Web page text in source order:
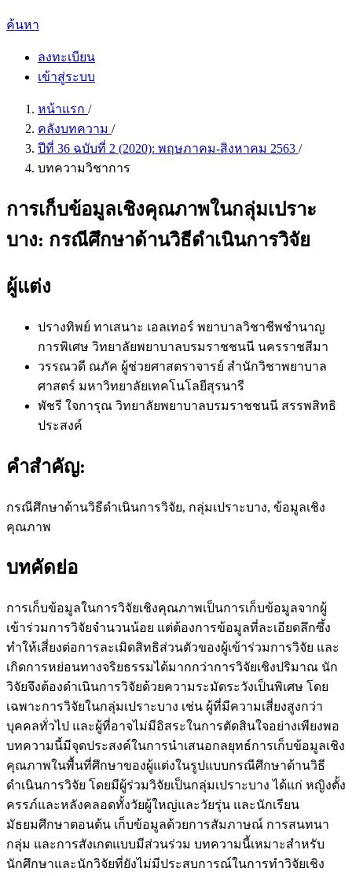
ค้นหา
ลงทะเบียน
เข้าสู่ระบบ
หน้าแรก /
คลังบทความ /
ปีที่ 36 ฉบับที่ 2 (2020): พฤษภาคม-สิงหาคม 2563 /
บทความวิชาการ
การเก็บข้อมูลเชิงคุณภาพในกลุ่มเปราะ
บาง: กรณีศึกษาด้านวิธีดำเนินการวิจัย
ผู้แต่ง
ปรางทิพย์ ทาเสนาะ เอลเทอร์ พยาบาลวิชาชีพชำนาญ
การพิเศษ วิทยาลัยพยาบาลบรมราชชนนี นครราชสีมา
วรรณวดี ณภัค ผู้ช่วยศาสตราจารย์ สำนักวิชาพยาบาล
ศาสตร์ มหาวิทยาลัยเทคโนโลยีสุรนารี
พัชรี ใจการุณ วิทยาลัยพยาบาลบรมราชชนนี สรรพสิทธิ
ประสงค์
คำสำคัญ:
กรณีศึกษาด้านวิธีดำเนินการวิจัย, กลุ่มเปราะบาง, ข้อมูลเชิง
คุณภาพ
บทคัดย่อ
การเก็บข้อมูลในการวิจัยเชิงคุณภาพเป็นการเก็บข้อมูลจากผู้
เข้าร่วมการวิจัยจำนวนน้อย แต่ต้องการข้อมูลที่ละเอียดลึกซึ้ง
ทำให้เสี่ยงต่อการละเมิดสิทธิส่วนตัวของผู้เข้าร่วมการวิจัย และ
เกิดการหย่อนทางจริยธรรมได้มากกว่าการวิจัยเชิงปริมาณ นัก
วิจัยจึงต้องดำเนินการวิจัยด้วยความระมัดระวังเป็นพิเศษ โดย
เฉพาะการวิจัยในกลุ่มเปราะบาง เช่น ผู้ที่มีความเสี่ยงสูงกว่า
บุคคลทั่วไป และผู้ที่อาจไม่มีอิสระในการตัดสินใจอย่างเพียงพอ
บทความนี้มีจุดประสงค์ในการนำเสนอกลยุทธ์การเก็บข้อมูลเชิง
คุณภาพในพื้นที่ศึกษาของผู้แต่งในรูปแบบกรณีศึกษาด้านวิธี
ดำเนินการวิจัย โดยมีผู้ร่วมวิจัยเป็นกลุ่มเปราะบาง ได้แก่ หญิงตั้ง
ครรภ์และหลังคลอดทั้งวัยผู้ใหญ่และวัยรุ่น และนักเรียน
มัธยมศึกษาตอนต้น เก็บข้อมูลด้วยการสัมภาษณ์ การสนทนา
กลุ่ม และการสังเกตแบบมีส่วนร่วม บทความนี้เหมาะสำหรับ
นักศึกษาและนักวิจัยที่ยังไม่มีประสบการณ์ในการทำวิจัยเชิง